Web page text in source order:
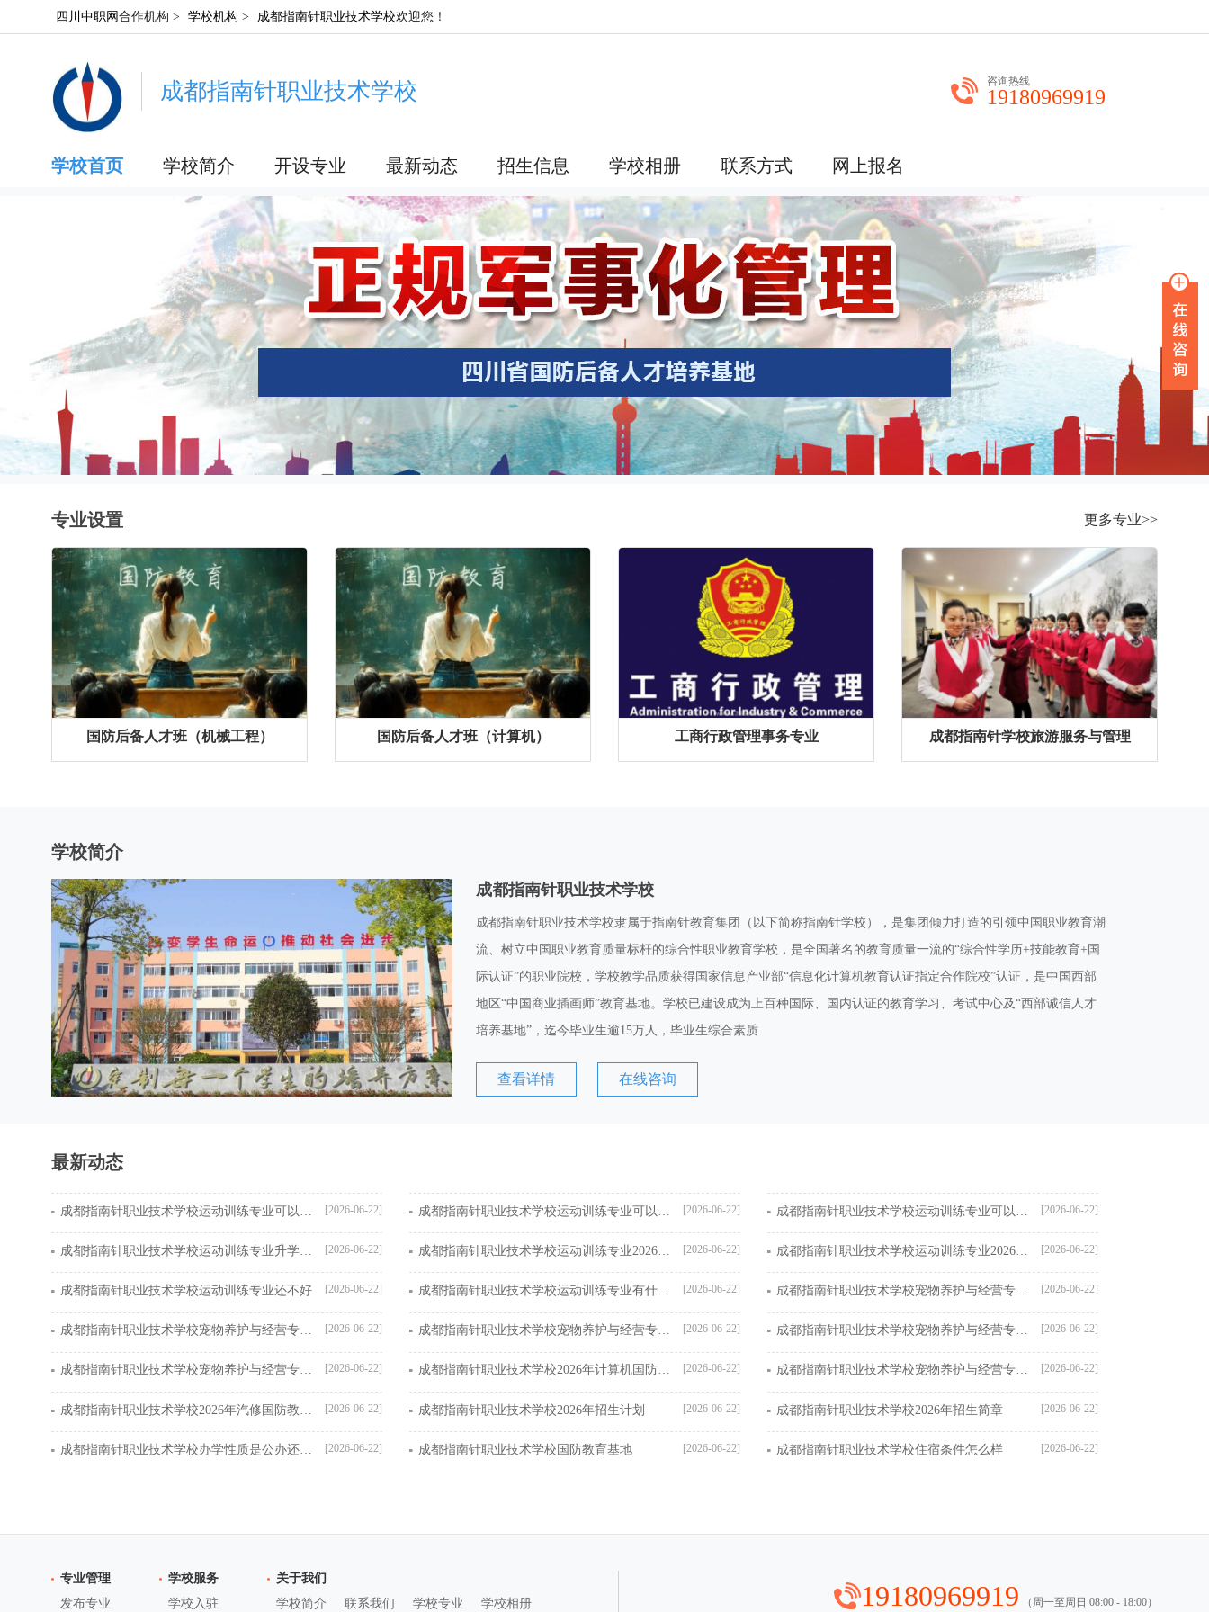
四川中职网 合作机构 > 学校机构 > 成都指南针职业技术学校欢迎您！
成都指南针职业技术学校 咨询热线
19180969919
学校首页 学校简介 开设专业 最新动态 招生信息 学校相册 联系方式 网上报名
专业设置 更多专业>>
国防后备人才班（机械工程） 国防后备人才班（计算机） 工商行政管理事务专业 成都指南针学校旅游服务与管理
学校简介
成都指南针职业技术学校
成都指南针职业技术学校隶属于指南针教育集团（以下简称指南针学校），是集团倾力打造的引领中国职业教育潮
流、树立中国职业教育质量标杆的综合性职业教育学校，是全国著名的教育质量一流的“综合性学历+技能教育+国
际认证”的职业院校，学校教学品质获得国家信息产业部“信息化计算机教育认证指定合作院校”认证，是中国西部
地区“中国商业插画师”教育基地。学校已建设成为上百种国际、国内认证的教育学习、考试中心及“西部诚信人才
培养基地”，迄今毕业生逾15万人，毕业生综合素质
查看详情 在线咨询
最新动态
[2026-06-22] [2026-06-22] [2026-06-22]
[2026-06-22] [2026-06-22] [2026-06-22]
成都指南针职业技术学校运动训练专业还不好 [2026-06-22] [2026-06-22] [2026-06-22]
成都指南针职业技术学校宠物养护与经营专业可以高考吗 [2026-06-22] 成都指南针职业技术学校宠物养护与经营专业是宠物医疗吗 [2026-06-22] 成都指南针职业技术学校宠物养护与经营专业就业前景好吗 [2026-06-22]
成都指南针职业技术学校宠物养护与经营专业怎么样 [2026-06-22] 成都指南针职业技术学校2026年计算机国防教育特色班简介 [2026-06-22] 成都指南针职业技术学校宠物养护与经营专业好不好 [2026-06-22]
[2026-06-22] 成都指南针职业技术学校2026年招生计划 [2026-06-22] 成都指南针职业技术学校2026年招生简章 [2026-06-22]
[2026-06-22] 成都指南针职业技术学校国防教育基地 [2026-06-22] 成都指南针职业技术学校住宿条件怎么样 [2026-06-22]
专业管理
发布专业
学校服务
学校入驻
关于我们
学校简介
联系我们 学校专业 学校相册 19180969919 （周一至周日 08:00 - 18:00）